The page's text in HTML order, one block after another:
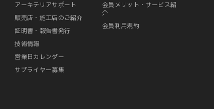
アーキテリアサポート
販売店・施工店のご紹介
証明書・報告書発行
技術情報
営業日カレンダー
サプライヤー募集
会員メリット・サービス紹
介
会員利用規約